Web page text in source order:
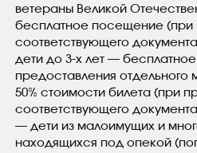
ветераны Великой
бесплатное посещение (при
соответствующего
дети до 3-х лет —
предоставления отдельного
50% стоимости билета (при
соответствующего
— дети из малоимущих и
находящихся под опекой